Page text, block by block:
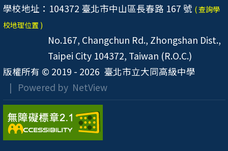
學校地址：104372 臺北市中山區長春路 167 號 ( 查詢學
校地理位置 )
No.167, Changchun Rd., Zhongshan Dist.,
Taipei City 104372, Taiwan (R.O.C.)
版權所有 © 2019 - 2026 臺北市立大同高級中學
| Powered by NetView